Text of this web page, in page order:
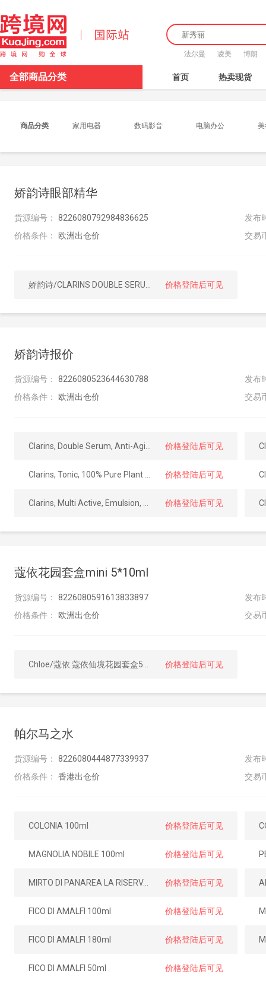
法尔曼 凌美 博朗
全部商品分类 首页 热卖现货
商品分类 家用电器 数码影音 电脑办公
娇韵诗眼部精华
货源编号： 8226080792984836625
发布
价格条件：
欧洲出仓价 交易
价格登陆后可见
娇韵诗报价
货源编号： 8226080523644630788
发布
价格条件：
欧洲出仓价 交易
价格登陆后可见
价格登陆后可见
价格登陆后可见
蔻依花园套盒mini 5*10ml
货源编号： 8226080591613833897
发布
价格条件：
欧洲出仓价 交易
价格登陆后可见
帕尔马之水
货源编号： 8226080444877339937
发布
价格条件：
香港出仓价 交易
COLONIA 100ml 价格登陆后可见
MAGNOLIA NOBILE 100ml 价格登陆后可见
MIRTO DI PANAREA LA RISERVA 180ml 价格登陆后可见
FICO DI AMALFI 100ml 价格登陆后可见
FICO DI AMALFI 180ml 价格登陆后可见
FICO DI AMALFI 50ml 价格登陆后可见